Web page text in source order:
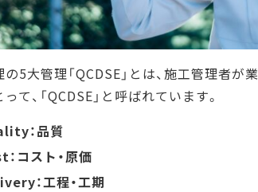
5大管理「QCDSE」とは、施工管理者
て、「QCDSE」と呼ばれています。
：品質
コスト・原価
：工程・工期